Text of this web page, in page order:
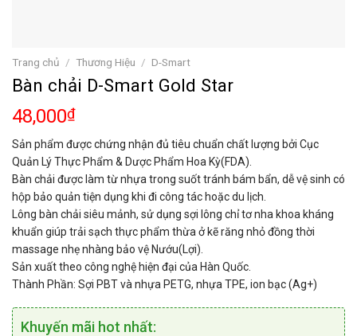
Trang chủ / Thương Hiệu / D-Smart
Bàn chải D-Smart Gold Star
48,000₫
Sản phẩm được chứng nhận đủ tiêu chuẩn chất lượng bởi Cục
Quản Lý Thực Phẩm & Dược Phẩm Hoa Kỳ(FDA).
Bàn chải được làm từ nhựa trong suốt tránh bám bẩn, dễ vệ sinh có
hộp bảo quản tiện dụng khi đi công tác hoặc du lịch.
Lông bàn chải siêu mảnh, sử dụng sợi lông chỉ tơ nha khoa kháng
khuẩn giúp trải sạch thực phẩm thừa ở kẽ răng nhỏ đồng thời
massage nhẹ nhàng bảo vệ Nướu(Lợi).
Sản xuất theo công nghệ hiện đại của Hàn Quốc.
Thành Phần: Sợi PBT và nhựa PETG, nhựa TPE, ion bạc (Ag+)
Khuyến mãi hot nhất: